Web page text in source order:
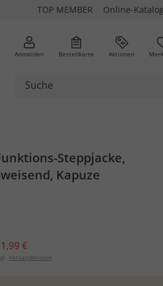
TOP MEMBER Online-Katalog
Anmelden Bestellkarte Aktionen
Steppjacke,
Kapuze
€
Versandkosten